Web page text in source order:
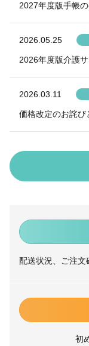
配送状況、ご注文
初
2027年度版手帳
2026.05.25
2026年度版介護
2026.03.11
価格改定のお詫び